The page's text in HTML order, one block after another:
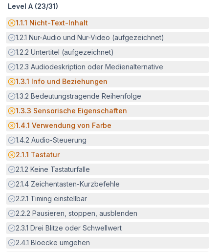
Level A (23/31)
Potenzielle Barriere:
1.1.1 Nicht-Text-Inhalt
Erfüllt:
1.2.1 Nur-Audio und Nur-Video (aufgezeichnet)
Erfüllt:
1.2.2 Untertitel (aufgezeichnet)
Erfüllt:
1.2.3 Audiodeskription oder Medienalternative
Potenzielle Barriere:
1.3.1 Info und Beziehungen
Erfüllt:
1.3.2 Bedeutungstragende Reihenfolge
Potenzielle Barriere:
1.3.3 Sensorische Eigenschaften
Potenzielle Barriere:
1.4.1 Verwendung von Farbe
Erfüllt:
1.4.2 Audio-Steuerung
Potenzielle Barriere:
2.1.1 Tastatur
Erfüllt:
2.1.2 Keine Tastaturfalle
Erfüllt:
2.1.4 Zeichentasten-Kurzbefehle
Erfüllt:
2.2.1 Timing einstellbar
Erfüllt:
2.2.2 Pausieren, stoppen, ausblenden
Erfüllt:
2.3.1 Drei Blitze oder Schwellwert
Erfüllt:
2.4.1 Bloecke umgehen